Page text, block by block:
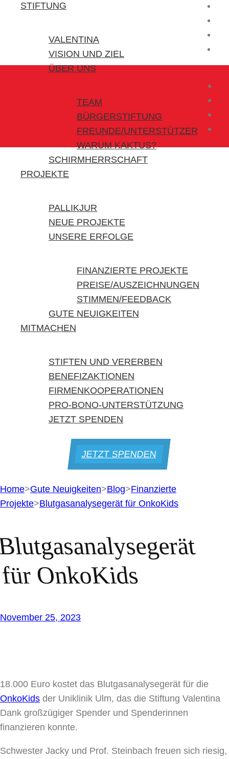
STIFTUNG
VALENTINA
VISION UND ZIEL
ÜBER UNS
TEAM
BÜRGERSTIFTUNG
FREUNDE/UNTERSTÜTZER
WARUM KAKTUS?
SCHIRMHERRSCHAFT
PROJEKTE
PALLIKJUR
NEUE PROJEKTE
UNSERE ERFOLGE
FINANZIERTE PROJEKTE
PREISE/AUSZEICHNUNGEN
STIMMEN/FEEDBACK
GUTE NEUIGKEITEN
MITMACHEN
STIFTEN UND VERERBEN
BENEFIZAKTIONEN
FIRMENKOOPERATIONEN
PRO-BONO-UNTERSTÜTZUNG
JETZT SPENDEN
JETZT SPENDEN
Home>Gute Neuigkeiten>Blog>Finanzierte
Projekte>Blutgasanalysegerät für OnkoKids
für OnkoKids
November 25, 2023
18.000 Euro kostet das Blutgasanalysegerät für die
OnkoKids der Uniklinik Ulm, das die Stiftung Valentina
Dank großzügiger Spender und Spenderinnen
finanzieren konnte.
Schwester Jacky und Prof. Steinbach freuen sich riesig,